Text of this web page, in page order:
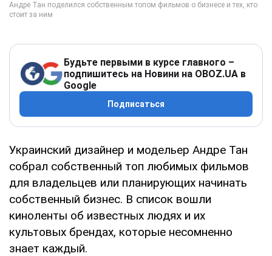
Будьте первыми в курсе главного –
подпишитесь на Новини на OBOZ.UA в
Google
Подписаться
Украинский дизайнер и модельер Андре Тан
собрал собственный топ любимых фильмов
для владельцев или планирующих начинать
собственный бизнес. В список вошли
киноленты об известных людях и их
культовых брендах, которые несомненно
знает каждый.